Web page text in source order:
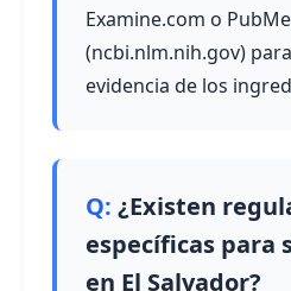
Examine.com o
(ncbi.nlm.nih.gov)
evidencia de los
¿Existen
específicas para
en El Salvador?